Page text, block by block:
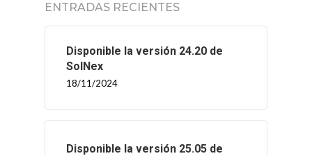
ENTRADAS RECIENTES
Disponible la versión 24.20 de
SolNex
18/11/2024
Disponible la versión 25.05 de